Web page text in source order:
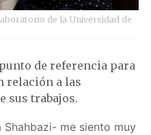
de la Universidad de
de referencia para
relación a las
sus trabajos.
Shahbazi- me siento muy